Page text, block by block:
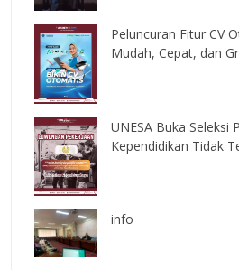
Peluncuran Fitur CV
Mudah, Cepat, dan
UNESA Buka Seleksi
Kependidikan Tidak
info